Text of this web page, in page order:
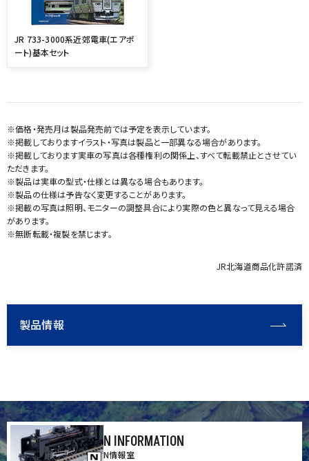
JR 733-3000系近郊電車(エアポ
ート)基本セット
※価格・発売月は製品発売前では予定を表示しています。
※掲載しておりますイラスト・写真は製品と一部異なる場合があります。
※掲載しております実車の写真は各種権利の関係上、すべて転載禁止とさせてい
ただきます。
※製品は実車の型式・仕様とは異なる場合もあります。
※製品の仕様は予告なく変更することがあります。
※掲載の写真は照明、モニターの調整具合により実際の色と異なって見える場合
があります。
※無断転載・複製を禁じます。
JR北海道商品化許諾済
製品情報
N INFORMATION
N情報室